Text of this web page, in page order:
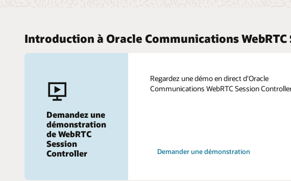
Introduction à Oracle Communications
Demandez une
démonstration
de WebRTC
Session
Controller
Regardez une démo en direct d'Oracle
Communications WebRTC Session
Demander une démonstration